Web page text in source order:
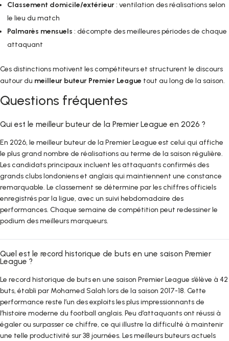
Classement domicile/extérieur: ventilation des réalisations selon
le lieu du match
Palmarès mensuels : décompte des meilleures périodes de chaque
attaquant
Ces distinctions motivent les compétiteurs et structurent le discours
autour du meilleur buteur Premier League tout au long de la saison.
Questions fréquentes
Qui est le meilleur buteur de la Premier League en 2026 ?
En 2026, le meilleur buteur de la Premier League est celui qui affiche
le plus grand nombre de réalisations au terme de la saison régulière.
Les candidats principaux incluent les attaquants confirmés des
grands clubs londoniens et anglais qui maintiennent une constance
remarquable. Le classement se détermine par les chiffres officiels
enregistrés par la ligue, avec un suivi hebdomadaire des
performances. Chaque semaine de compétition peut redessiner le
podium des meilleurs marqueurs.
Quel est le record historique de buts en une saison Premier
League ?
Le record historique de buts en une saison Premier League s’élève à 42
buts, établi par Mohamed Salah lors de la saison 2017-18. Cette
performance reste l’un des exploits les plus impressionnants de
l’histoire moderne du football anglais. Peu d’attaquants ont réussi à
égaler ou surpasser ce chiffre, ce qui illustre la difficulté à maintenir
une telle productivité sur 38 journées. Les meilleurs buteurs actuels